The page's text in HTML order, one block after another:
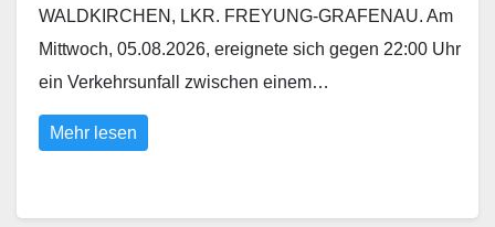
WALDKIRCHEN, LKR. FREYUNG-GRAFENAU. Am
Mittwoch, 05.08.2026, ereignete sich gegen 22:00 Uhr
ein Verkehrsunfall zwischen einem…
Mehr lesen